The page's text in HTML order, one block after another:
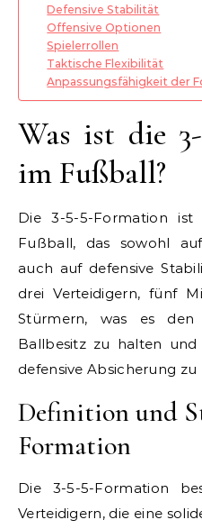
Defensive Stabilität
Offensive Optionen
Spielerrollen
Taktische Flexibilität
Anpassungsfähigkeit der
Was ist die
im Fußball?
Die 3-5-5-Formation
Fußball, das sowohl
auch auf defensive
drei Verteidigern, fünf
Stürmern, was es den
Ballbesitz zu halten und
defensive Absicherung zu
Definition und
Formation
Die 3-5-5-Formation
Verteidigern, die eine